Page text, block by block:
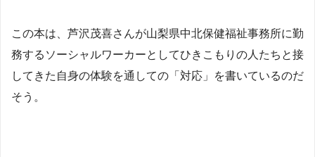
この本は、芦沢茂喜さんが山梨県中北保健福祉事務所に勤
務するソーシャルワーカーとしてひきこもりの人たちと接
してきた自身の体験を通しての「対応」を書いているのだ
そう。